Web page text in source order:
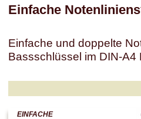
Einfache
Einfache und doppelte
Bassschlüssel im DIN-A4
EINFACHE